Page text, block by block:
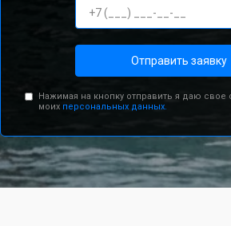
Отправить заявку
Нажимая на кнопку отправить я даю свое
моих персональных данных.